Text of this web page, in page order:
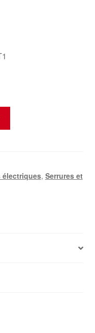
électriques, Serrures et